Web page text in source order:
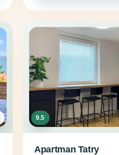
9.5
Apartman Tatry